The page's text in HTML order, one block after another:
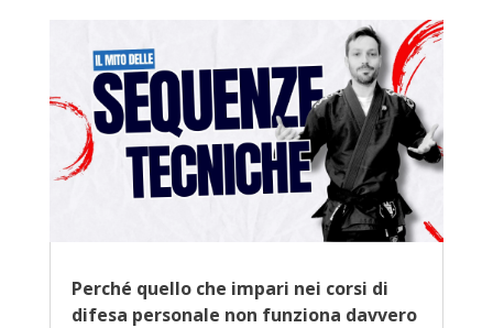
Perché quello che impari nei corsi di
difesa personale non funziona davvero